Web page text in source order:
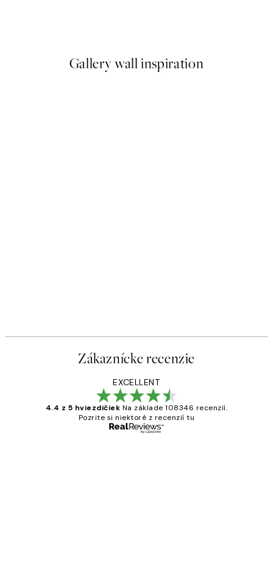
Gallery wall inspiration
Zákaznícke recenzie
EXCELLENT
4.4 z 5 hviezdičiek Na základe 108346 recenzií.
Pozrite si niektoré z recenzií tu